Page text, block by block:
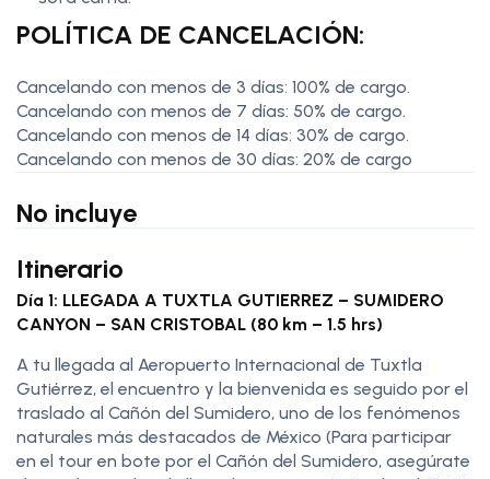
POLÍTICA DE CANCELACIÓN:
Cancelando con menos de 3 días: 100% de cargo.
Cancelando con menos de 7 días: 50% de cargo.
Cancelando con menos de 14 días: 30% de cargo.
Cancelando con menos de 30 días: 20% de cargo
No incluye
Itinerario
Día 1: LLEGADA A TUXTLA GUTIERREZ – SUMIDERO
CANYON – SAN CRISTOBAL (80 km – 1.5 hrs)
A tu llegada al Aeropuerto Internacional de Tuxtla
Gutiérrez, el encuentro y la bienvenida es seguido por el
traslado al Cañón del Sumidero, uno de los fenómenos
naturales más destacados de México (Para participar
en el tour en bote por el Cañón del Sumidero, asegúrate